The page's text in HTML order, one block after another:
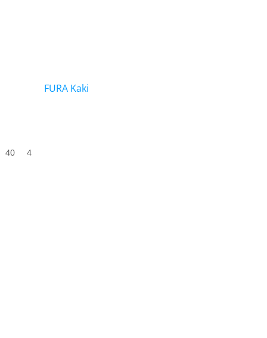
40 41
FURA Kaki